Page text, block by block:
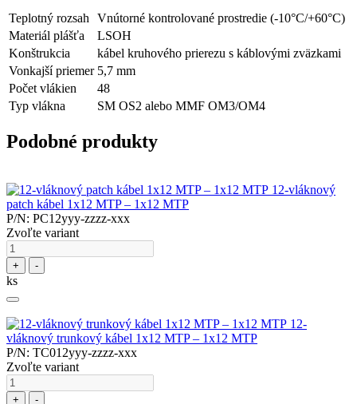
Teplotný rozsah
Vnútorné kontrolované prostredie (-10°C/+60°C)
Materiál plášťa
LSOH
Konštrukcia
kábel kruhového prierezu s káblovými zväzkami
Vonkajší priemer 5,7 mm
Počet vlákien
48
Typ vlákna
SM OS2 alebo MMF OM3/OM4
Podobné produkty
12-vláknový
patch kábel 1x12 MTP – 1x12 MTP
P/N: PC12yyy-zzzz-xxx
Zvoľte variant
+ -
ks
12-
vláknový trunkový kábel 1x12 MTP – 1x12 MTP
P/N: TC012yyy-zzzz-xxx
Zvoľte variant
+ -